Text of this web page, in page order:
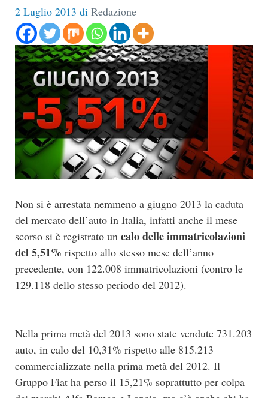
2 Luglio 2013 di Redazione
Non si è arrestata nemmeno a giugno 2013 la caduta
del mercato dell’auto in Italia, infatti anche il mese
scorso si è registrato un calo delle immatricolazioni
del 5,51% rispetto allo stesso mese dell’anno
precedente, con 122.008 immatricolazioni (contro le
129.118 dello stesso periodo del 2012).
Nella prima metà del 2013 sono state vendute 731.203
auto, in calo del 10,31% rispetto alle 815.213
commercializzate nella prima metà del 2012. Il
Gruppo Fiat ha perso il 15,21% soprattutto per colpa